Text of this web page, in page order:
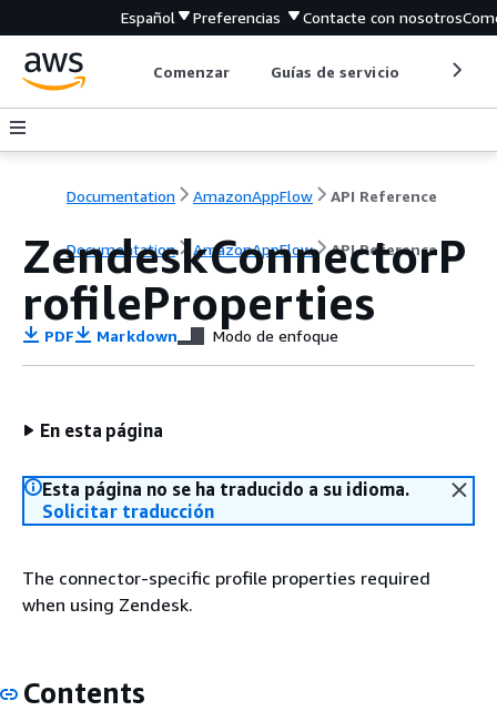
Español Preferencias Contacte con nosotros
Comenzar Guías de servicio
Documentation AmazonAppFlow API Reference
Documentation AmazonAppFlow API Reference
ZendeskConnectorP
rofileProperties
PDF Markdown Modo de enfoque
En esta página
Esta página no se ha traducido a su idioma.
Solicitar traducción
The connector-specific profile properties required
when using Zendesk.
Contents